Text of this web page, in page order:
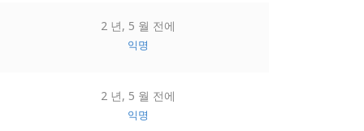
2 년, 5 월 전에
익명
2 년, 5 월 전에
익명